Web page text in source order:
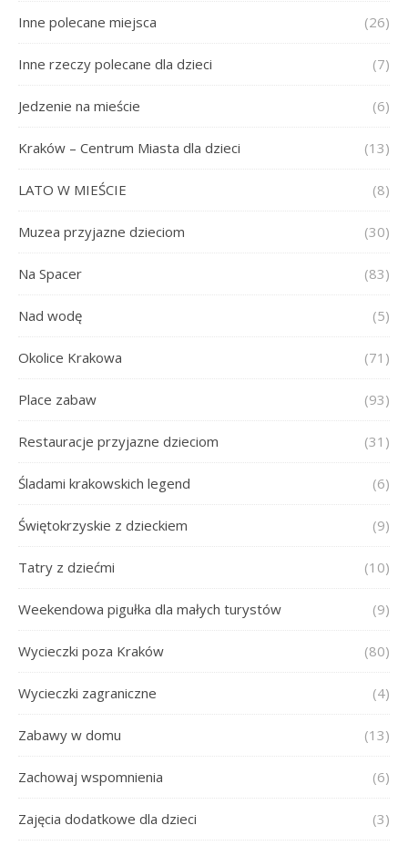
Inne polecane miejsca (26)
Inne rzeczy polecane dla dzieci (7)
Jedzenie na mieście (6)
Kraków – Centrum Miasta dla dzieci (13)
LATO W MIEŚCIE (8)
Muzea przyjazne dzieciom (30)
Na Spacer (83)
Nad wodę (5)
Okolice Krakowa (71)
Place zabaw (93)
Restauracje przyjazne dzieciom (31)
Śladami krakowskich legend (6)
Świętokrzyskie z dzieckiem (9)
Tatry z dziećmi (10)
Weekendowa pigułka dla małych turystów (9)
Wycieczki poza Kraków (80)
Wycieczki zagraniczne (4)
Zabawy w domu (13)
Zachowaj wspomnienia (6)
Zajęcia dodatkowe dla dzieci (3)